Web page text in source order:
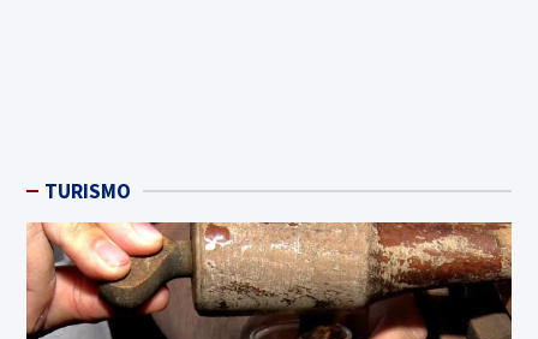
TURISMO